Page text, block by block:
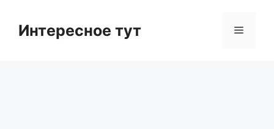
contentИнтересное тут Menu